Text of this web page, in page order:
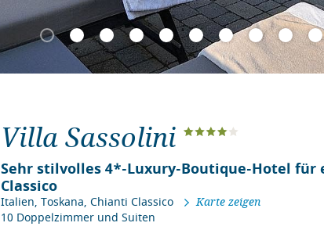
Villa Sassolini
Sehr stilvolles 4*-Luxury-Boutique-Hotel
Classico
Italien, Toskana, Chianti Classico Karte zeigen
10 Doppelzimmer und Suiten